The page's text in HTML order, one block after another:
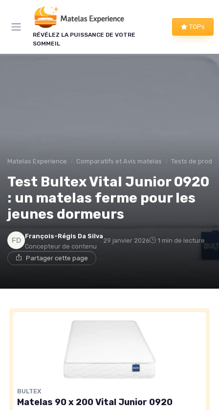
RÉVÉLEZ LA PUISSANCE DE VOTRE
SOMMEIL
TOPs
Matelas Experience Comparatifs et Avis matelas Tests de
Test Bultex Vital Junior 0920
: un matelas ferme pour les
jeunes dormeurs
François-Régis Da Silva
Concepteur de contenu
29 janvier 2026 1 min de lecture
Partager cette page
BULTEX
Matelas 90 x 200 Vital Junior 0920
×
LE CLUB MATELAS EXPERIENCE
Conseils pratiques Nouveautés filtrées
→ Je rejoins le club
Non merci, peut-être plus tard
Panneau de gestion des cookies